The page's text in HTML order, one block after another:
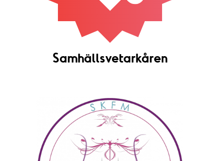
Samhällsvetarkåren